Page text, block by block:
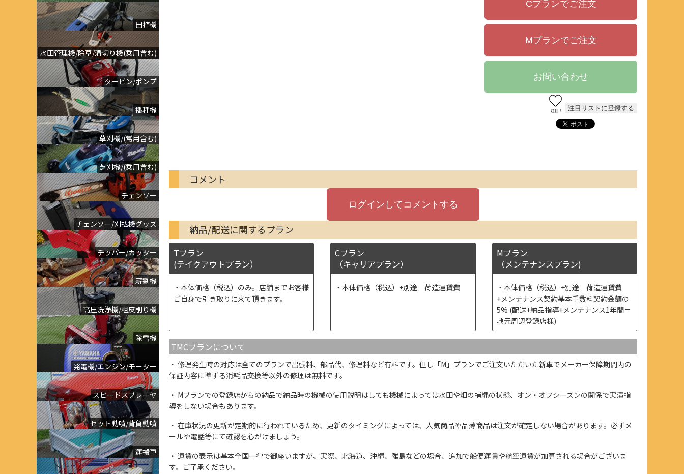
田植機
水田管理機/除草/溝切り機(乗用含む)
タービン/ポンプ
播種機
草刈機/(常用含む)
芝刈機/(乗用含む)
チェンソー
チェンソー/刈払機グッズ
チッパー/カッター
薪割機
高圧洗浄機/粗皮削り機
除雪機
発電機/エンジン/モーター
スピードスプレーヤ
セット動噴/背負動噴
運搬車
コメント
納品/配送に関するプラン
Tプラン
(テイクアウトプラン）
本体価格（税込）のみ。店舗までお客様
ご自身で引き取りに来て頂きます。
Cプラン
（キャリアプラン）
本体価格（税込）+別途 荷造運賃費
Mプラン
（メンテナンスプラン)
本体価格（税込）+別途 荷造運賃費
+メンテナンス契約基本手数料契約金額の
5% (配送+納品指導+メンテナンス1年間＝
地元周辺登録店様)
TMCプランについて
修理発生時の対応は全てのプランで出張料、部品代、修理料など有料です。但し「M」プランでご注文いただいた新車でメーカー保障期間内の
保証内容に準ずる消耗品交換等以外の修理は無料です。
Mプランでの登録店からの納品で納品時の機械の使用説明はしても機械によっては水田や畑の捕縄の状態、オン・オフシーズンの関係で実演指
導をしない場合もあります。
在庫状況の更新が定期的に行われているため、更新のタイミングによっては、人気商品や品薄商品は注文が確定しない場合があります。必ずメ
ールや電話等にて確認を心がけましょう。
運賃の表示は基本全国一律で御座いますが、実際、北海道、沖縄、離島などの場合、追加で船便運賃や航空運賃が加算される場合がございま
す。ご了承ください。